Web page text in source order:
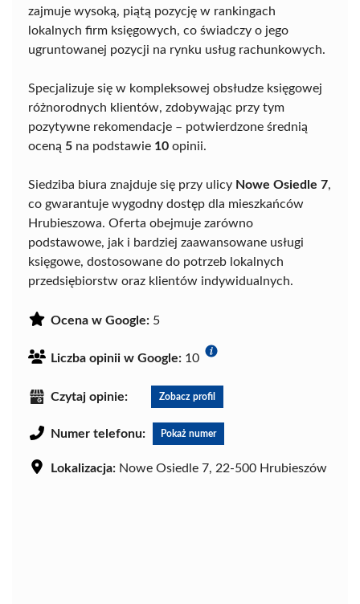
zajmuje wysoką, piątą pozycję w rankingach
lokalnych firm księgowych, co świadczy o jego
ugruntowanej pozycji na rynku usług rachunkowych.
Specjalizuje się w kompleksowej obsłudze księgowej
różnorodnych klientów, zdobywając przy tym
pozytywne rekomendacje – potwierdzone średnią
oceną 5 na podstawie 10 opinii.
Siedziba biura znajduje się przy ulicy Nowe Osiedle 7,
co gwarantuje wygodny dostęp dla mieszkańców
Hrubieszowa. Oferta obejmuje zarówno
podstawowe, jak i bardziej zaawansowane usługi
księgowe, dostosowane do potrzeb lokalnych
przedsiębiorstw oraz klientów indywidualnych.
Ocena w Google: 5
Liczba opinii w Google: 10
Czytaj opinie: Zobacz profil
Numer telefonu: Pokaż numer
Lokalizacja: Nowe Osiedle 7, 22-500 Hrubieszów